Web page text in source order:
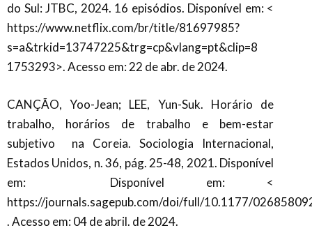
do Sul: JTBC, 2024. 16 episódios. Disponível em: <
https://www.netflix.com/br/title/81697985?
s=a&trkid=13747225&trg=cp&vlang=pt&clip=8
1753293>. Acesso em: 22 de abr. de 2024.
CANÇÃO, Yoo-Jean; LEE, Yun-Suk. Horário de
trabalho, horários de trabalho e bem-estar
subjetivo na Coreia. Sociologia Internacional,
Estados Unidos, n. 36, pág. 25-48, 2021. Disponível
em: Disponível em: <
https://journals.sagepub.com/doi/full/10.1177/
.Acesso em: 04 de abril. de 2024.